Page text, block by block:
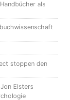
als
stoppen den
Elsters